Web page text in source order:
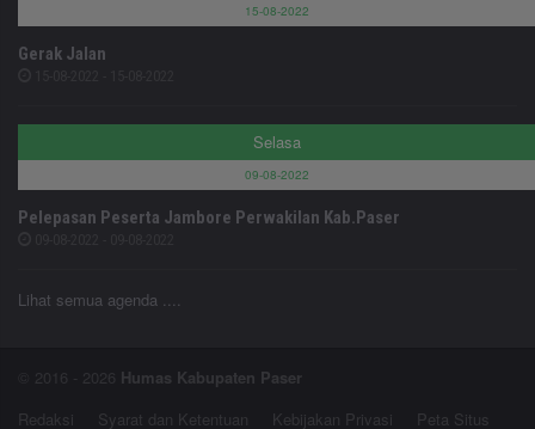
15-08-2022
Gerak Jalan
Selasa
09-08-2022
Pelepasan Peserta Jambore Perwakilan Kab.Paser
Lihat semua agenda ....
© 2016 - 2026 Humas Kabupaten Paser
Redaksi
Syarat dan Ketentuan Kebijakan Privasi Peta Situs